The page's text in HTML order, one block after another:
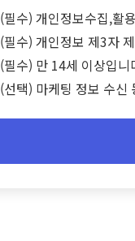
(필수) 개인정보수집,활
(필수) 개인정보 제3자
(필수) 만 14세 이상입니
(선택) 마케팅 정보 수신